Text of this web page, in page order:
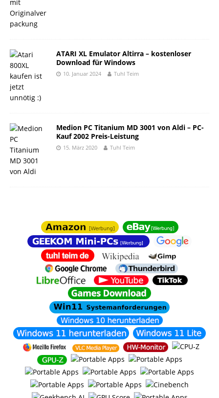
ATARI XL Emulator Altirra – kostenloser
Download für Windows
10. Januar 2024 Tuhl Teim
Medion PC Titanium MD 3001 von Aldi – PC-
Kauf 2002 Preis-Leistung
15. März 2020 Tuhl Teim